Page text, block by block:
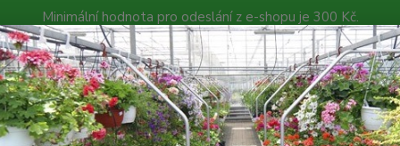
Minimální hodnota pro odeslání z e-shopu je 300 Kč.
můžete čekat nejpozději v následujícím týdnu po přijetí
Poradna Kontakty
Hledat